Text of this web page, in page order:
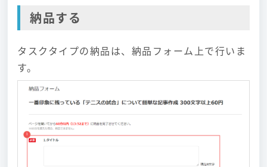
納品する
タスクタイプの納品は、納品フォーム上で行いま
す。